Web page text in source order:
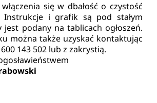
się w dbałość o czystość
Instrukcje i grafik są pod stałym
podany na tablicach ogłoszeń.
można także uzyskać kontaktując
143 502 lub z zakrystią.